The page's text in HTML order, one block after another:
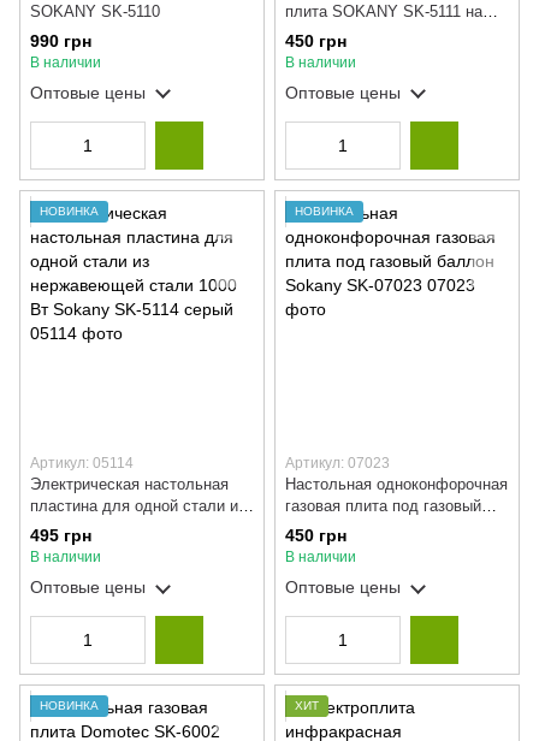
SOKANY SK-5110
990 грн
В наличии
Оптовые цены
плита SOKANY SK-5111 на
одну конфорку 1000 Вт.
450 грн
В наличии
Оптовые цены
НОВИНКА
Артикул: 05114
Электрическая настольная
пластина для одной стали из
нержавеющей стали 1000 Вт
Sokany SK-5114 серый
495 грн
В наличии
Оптовые цены
НОВИНКА
Артикул: 07023
Настольная одноконфорочная
газовая плита под газовый
баллон Sokany SK-07023
450 грн
В наличии
Оптовые цены
НОВИНКА ХИТ